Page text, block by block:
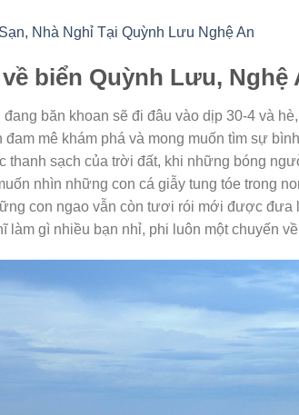
Nhà Nghỉ Tại Quỳnh Lưu Nghệ An
biển Quỳnh Lưu, Nghệ
băn khoan sẽ đi đâu vào dịp 30-4 và
đam mê khám phá và mong muốn tìm sự
thanh sạch của trời đất, khi những bóng
nhìn những con cá giẫy tung tóe trong
con ngao vẫn còn tươi rói mới được
làm gì nhiều bạn nhỉ, phi luôn một chuyến